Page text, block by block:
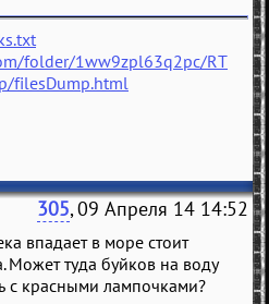
folder/1ww9zpl63q2pc/RT
filesDump.html
305, 09 Апреля 14 14:52
впадает в море стоит
Может туда буйков на воду
с красными лампочками?